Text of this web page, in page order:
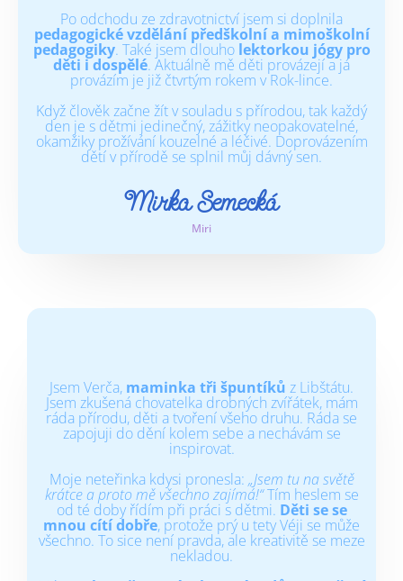
Po odchodu ze zdravotnictví jsem si doplnila
pedagogické vzdělání předškolní a mimoškolní
pedagogiky. Také jsem dlouho lektorkou jógy pro
děti i dospělé. Aktuálně mě děti provázejí a já
provázím je již čtvrtým rokem v Rok-lince.
Když člověk začne žít v souladu s přírodou, tak každý
den je s dětmi jedinečný, zážitky neopakovatelné,
okamžiky prožívání kouzelné a léčivé. Doprovázením
dětí v přírodě se splnil můj dávný sen.
Mirka Semecká
Miri
Jsem Verča, maminka tři špuntíků z Libštátu.
Jsem zkušená chovatelka drobných zvířátek, mám
ráda přírodu, děti a tvoření všeho druhu. Ráda se
zapojuji do dění kolem sebe a nechávám se
inspirovat.
Moje neteřinka kdysi pronesla: „Jsem tu na světě
krátce a proto mě všechno zajímá!“Tím heslem se
od té doby řídím při práci s dětmi. Děti se se
mnou cítí dobře, protože prý u tety Véji se může
všechno. To sice není pravda, ale kreativitě se meze
nekladou.